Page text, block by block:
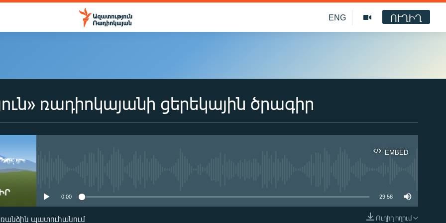
ENG ՈՒՂԻՂ
ռադիոկայանի ցերեկային ծրագիր
EMBED
0:00 29:58
Ուղիղ հղում
պատուհանում